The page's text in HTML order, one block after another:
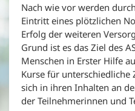
Nach wie vor werden
Eintritt eines plötzlichen
Erfolg der weiteren
Grund ist es das Ziel des
Menschen in Erster Hilfe
Kurse für
sich in ihren Inhalten an
der Teilnehmerinnen und